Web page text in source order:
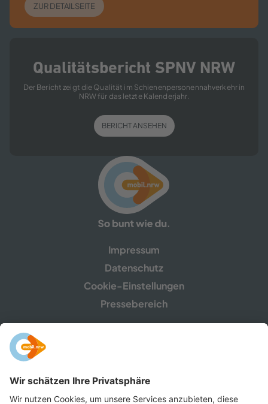
ZUR DETAILSEITE
Qualitätsbericht SPNV NRW
Der Bericht zeigt die Qualität im Schienenpersonennahverkehr in
NRW für das letzte Kalenderjahr.
BERICHT ANSEHEN
Impressum
Datenschutz
Cookie-Einstellungen
Pressebereich